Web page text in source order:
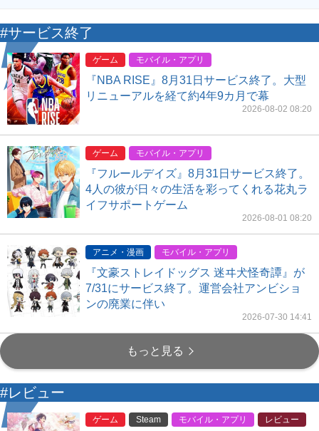
#サービス終了
ゲーム モバイル・アプリ
『NBA RISE』8月31日サービス終了。大型
リニューアルを経て約4年9カ月で幕
2026-08-02 08:20
ゲーム モバイル・アプリ
『フルールデイズ』8月31日サービス終了。
4人の彼が日々の生活を彩ってくれる花丸ラ
イフサポートゲーム
2026-08-01 08:20
アニメ・漫画 モバイル・アプリ
『文豪ストレイドッグス 迷ヰ犬怪奇譚』が
7/31にサービス終了。運営会社アンビショ
ンの廃業に伴い
2026-07-30 14:41
もっと見る
#レビュー
ゲーム Steam モバイル・アプリ レビュー